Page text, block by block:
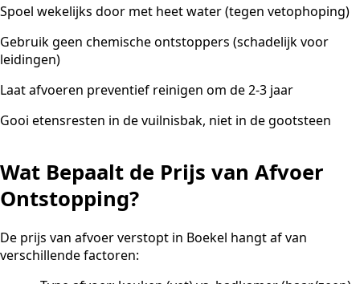
Spoel wekelijks door met heet water (tegen vetophoping)
Gebruik geen chemische ontstoppers (schadelijk voor
leidingen)
Laat afvoeren preventief reinigen om de 2-3 jaar
Gooi etensresten in de vuilnisbak, niet in de gootsteen
Wat Bepaalt de Prijs van Afvoer
Ontstopping?
De prijs van afvoer verstopt in Boekel hangt af van
verschillende factoren: